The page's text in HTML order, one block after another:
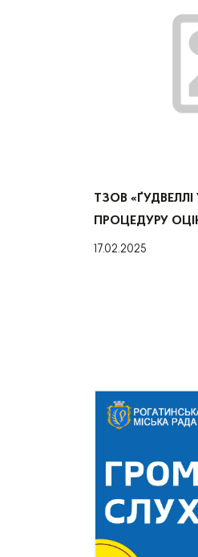
ТЗОВ
ПРОЦЕДУРУ
17.02.2025